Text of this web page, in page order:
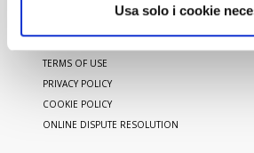
Usa solo i cookie
TERMS OF USE
PRIVACY POLICY
COOKIE POLICY
ONLINE DISPUTE RESOLUTION